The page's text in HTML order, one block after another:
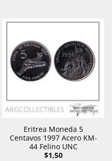
Eritrea Moneda 5
Centavos 1997 Acero KM-
44 Felino UNC
$1,50